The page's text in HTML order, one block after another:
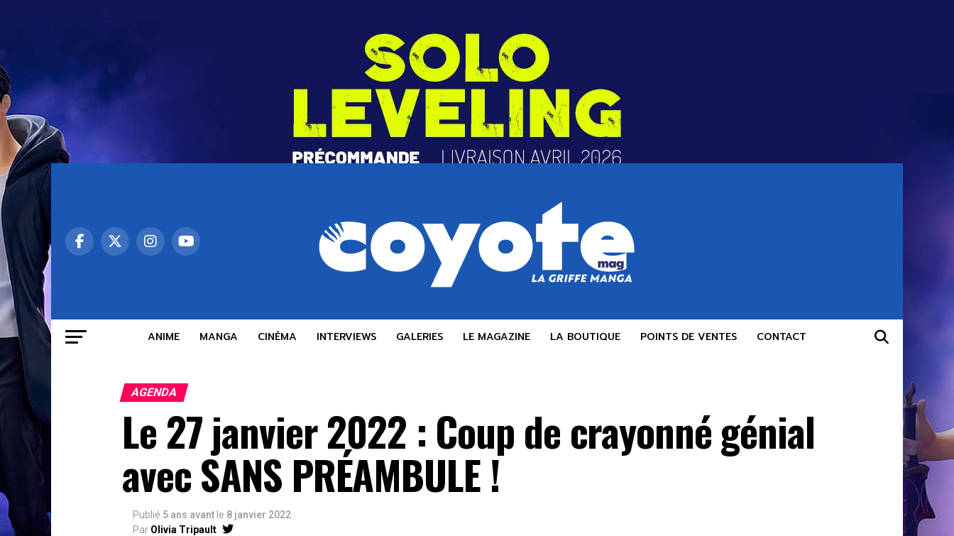
ANIME MANGA CINÉMA INTERVIEWS GALERIES LE MAGAZINE LA BOUTIQUE POINTS DE VENTES CONTACT
AGENDA
Le 27 janvier 2022 : Coup de crayonné génial
avec SANS PRÉAMBULE !
Publié 5 ans avant le 8 janvier 2022
Par Olivia Tripault